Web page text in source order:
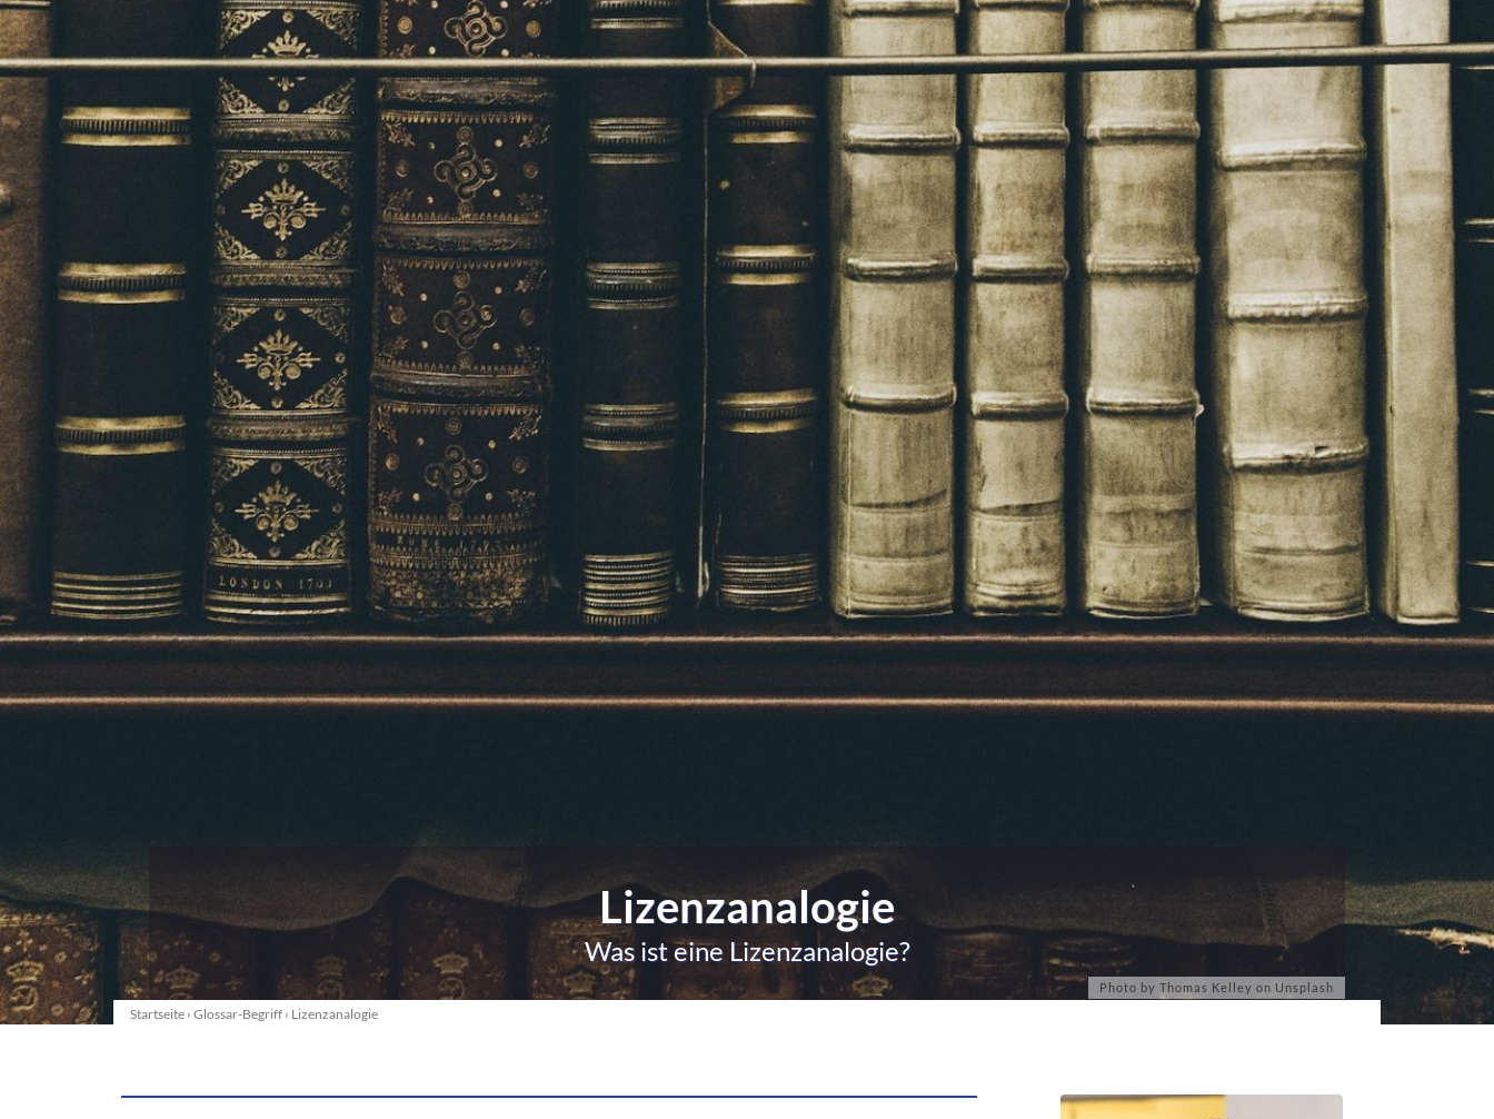
Lizenzanalogie
Was ist eine Lizenzanalogie?
Startseite › Glossar-Begriff › Lizenzanalogie